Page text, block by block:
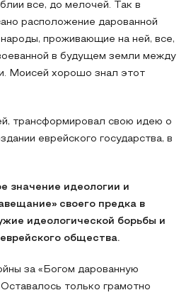
все, до мелочей. Так в
расположение дарованной
проживающие на ней, все,
в будущем земли между
Моисей хорошо знал этот
трансформировал свою идею о
еврейского государства, в
значение идеологии и
своего предка в
идеологической борьбы и
общества.
за «Богом дарованную
только грамотно